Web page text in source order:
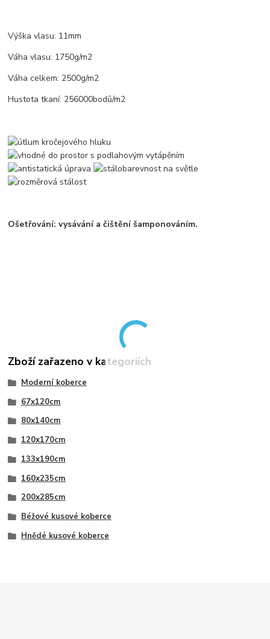
Výška vlasu: 11mm
Váha vlasu: 1750g/m2
Váha celkem: 2500g/m2
Hustota tkaní: 256000bodů/m2
Ošetřování: vysávání a čištění šamponováním.
Zboží zařazeno v kategoriích
Moderní koberce
67x120cm
80x140cm
120x170cm
133x190cm
160x235cm
200x285cm
Béžové kusové koberce
Hnědé kusové koberce